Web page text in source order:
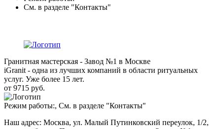
См. в разделе "Контакты"
Гранитная мастерская - Завод №1 в Москве
iGranit - одна из лучших компаний в области ритуальных
услуг. Уже более 15 лет.
от 9715 руб.
Режим работы:, См. в разделе "Контакты"
Наш адрес: Москва, ул. Малый Путинковский переулок, 1/2,